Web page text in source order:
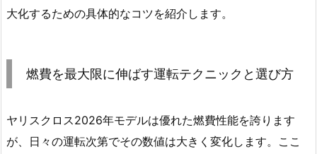
大化するための具体的なコツを紹介します。
燃費を最大限に伸ばす運転テクニックと選び方
ヤリスクロス2026年モデルは優れた燃費性能を誇ります
が、日々の運転次第でその数値は大きく変化します。ここ